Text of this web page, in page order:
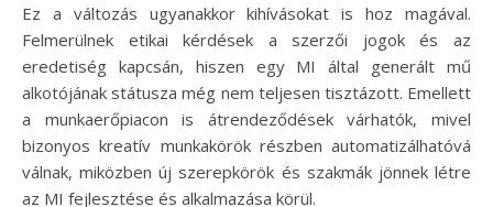
Ez a változás ugyanakkor kihívásokat is hoz magával.
Felmerülnek etikai kérdések a szerzői jogok és az
eredetiség kapcsán, hiszen egy MI által generált mű
alkotójának státusza még nem teljesen tisztázott. Emellett
a munkaerőpiacon is átrendeződések várhatók, mivel
bizonyos kreatív munkakörök részben automatizálhatóvá
válnak, miközben új szerepkörök és szakmák jönnek létre
az MI fejlesztése és alkalmazása körül.